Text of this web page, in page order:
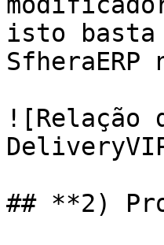
isto basta
![Relação
## **2)